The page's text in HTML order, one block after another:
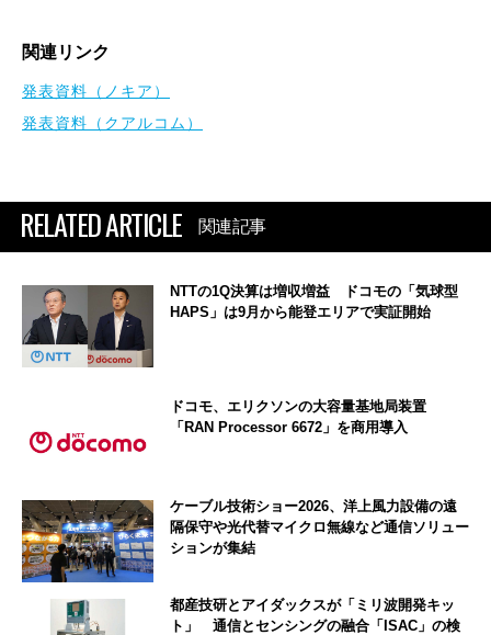
関連リンク
発表資料（ノキア）
発表資料（クアルコム）
RELATED ARTICLE 関連記事
NTTの1Q決算は増収増益 ドコモの「気球型
HAPS」は9月から能登エリアで実証開始
ドコモ、エリクソンの大容量基地局装置
「RAN Processor 6672」を商用導入
ケーブル技術ショー2026、洋上風力設備の遠
隔保守や光代替マイクロ無線など通信ソリュー
ションが集結
都産技研とアイダックスが「ミリ波開発キッ
ト」 通信とセンシングの融合「ISAC」の検